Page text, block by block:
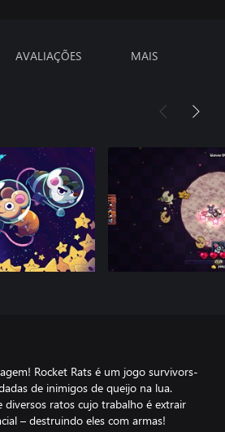
AVALIAÇÕES MAIS
Rocket Rats é um jogo survivors-
de inimigos de queijo na lua.
ratos cujo trabalho é extrair
– destruindo eles com armas!